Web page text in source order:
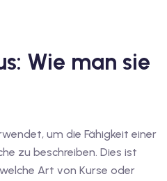
Wie man sie
um die Fähigkeit einer
zu beschreiben. Dies ist
Art von Kurse oder